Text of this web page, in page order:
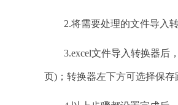
2.将需要处理的文件导入转
3.excel文件导入转换器后，
页)；转换器左下方可选择保存